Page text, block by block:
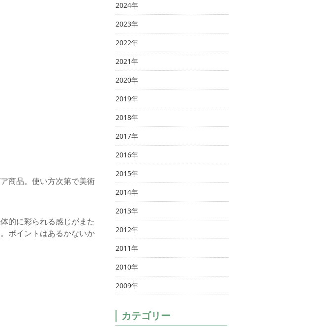
商品。使い方次第で美術
的に彩られる感じがまた
ポイントはあるかないか
2024年
2023年
2022年
2021年
2020年
2019年
2018年
2017年
2016年
2015年
2014年
2013年
2012年
2011年
2010年
2009年
カテゴリー